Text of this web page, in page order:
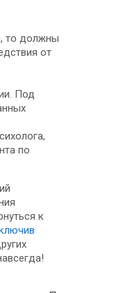
то должны
от
Под
по
к